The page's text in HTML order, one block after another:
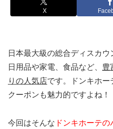
X
日本最大級の総合ディスカウ
日用品や家電、食品など、 豊
りの人気店です。ドンキホー
クーポンも魅力的ですよね！
今回はそんな ドンキホーテの